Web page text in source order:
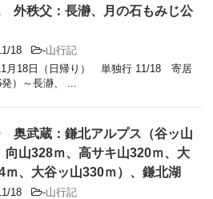
外秩父：長瀞、月の石もみじ公
18 -山行記
月18日（日帰り） 単独行 11/18 寄居
発）～長瀞、 ...
奥武蔵：鎌北アルプス（谷ッ山
向山328ｍ、高サキ山320ｍ、大
ｍ、大谷ッ山330ｍ）、鎌北湖
18 -山行記